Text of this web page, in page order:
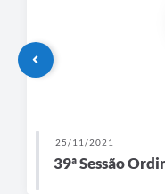
25/11/2021
39ª Sessão